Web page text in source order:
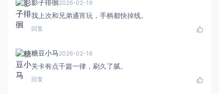
影子徘徊2026-02-19
我上次和兄弟通宵玩，手柄都快掉线。
回复
糖豆小马2026-02-18
关卡有点千篇一律，刷久了腻。
回复